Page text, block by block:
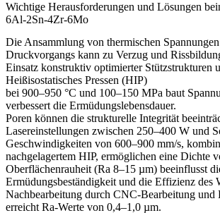
Wichtige Herausforderungen und Lösungen
6Al-2Sn-4Zr-6Mo
Die Ansammlung von thermischen
Druckvorgangs kann zu Verzug und
Einsatz konstruktiv optimierter Stützstrukturen
Heißisostatisches Pressen (HIP)
bei 900–950 °C und 100–150 MPa baut
verbessert die Ermüdungslebensdauer.
Poren können die strukturelle Integrität
Lasereinstellungen zwischen 250–400 W und
Geschwindigkeiten von 600–900 mm/s,
nachgelagertem HIP, ermöglichen eine Dichte
Oberflächenrauheit (Ra 8–15 µm) beeinflusst
Ermüdungsbeständigkeit und die Effizienz des
Nachbearbeitung durch CNC-Bearbeitung und
erreicht Ra-Werte von 0,4–1,0 µm.